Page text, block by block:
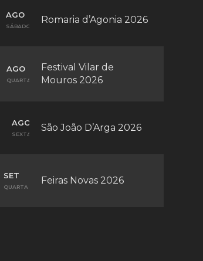
AGO
SÁBADO
Romaria d’Agonia 2026
AGO
QUARTA
Festival Vilar de
Mouros 2026
AGO
SEXTA
São João D’Arga 2026
SET
QUARTA
Feiras Novas 2026